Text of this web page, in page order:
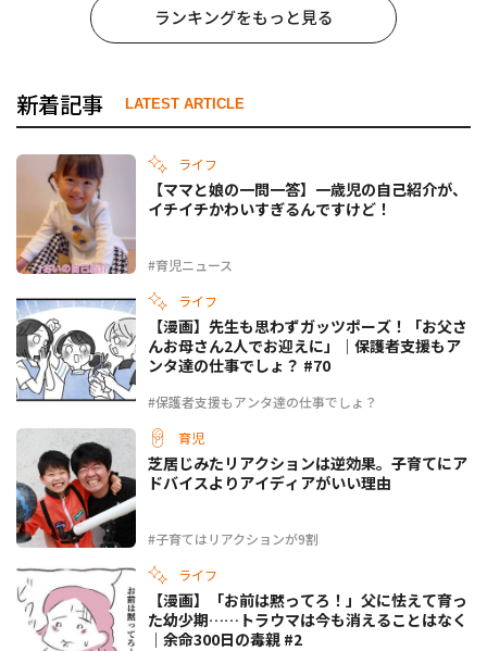
ランキングをもっと見る
新着記事 LATEST ARTICLE
ライフ
#育児ニュース
【ママと娘の一問一答】一歳児の自己紹介が、
イチイチかわいすぎるんですけど！
ライフ
#保護者支援もアンタ達の仕事でしょ？
【漫画】先生も思わずガッツポーズ！「お父さ
んお母さん2人でお迎えに」｜保護者支援もア
ンタ達の仕事でしょ？ #70
育児
#子育てはリアクションが9割
芝居じみたリアクションは逆効果。子育てにア
ドバイスよりアイディアがいい理由
ライフ
【漫画】「お前は黙ってろ！」父に怯えて育っ
た幼少期……トラウマは今も消えることはなく
｜余命300日の毒親 #2